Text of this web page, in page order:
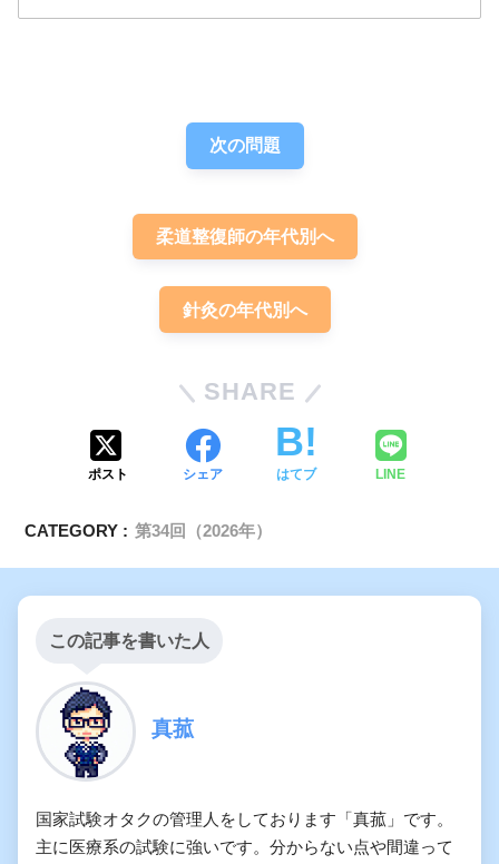
次の問題
柔道整復師の年代別へ
針灸の年代別へ
SHARE
ポスト シェア はてブ LINE
CATEGORY : 第34回（2026年）
この記事を書いた人
真菰
国家試験オタクの管理人をしております「真菰」です。
主に医療系の試験に強いです。分からない点や間違って